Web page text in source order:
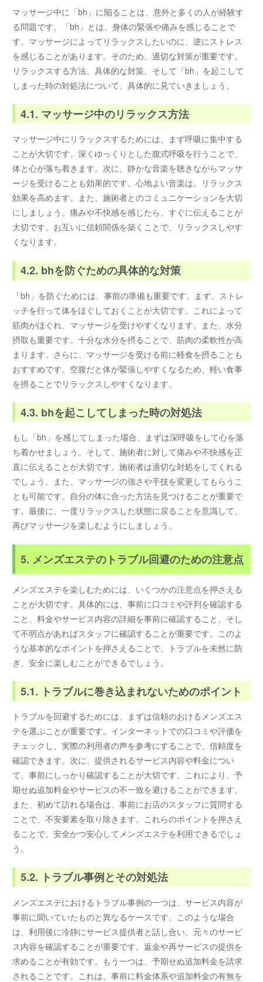
マッサージ中に「bh」に陥ることは、意外と多くの人が経験す
る問題です。「bh」とは、身体の緊張や痛みを感じることで
す。マッサージによってリラックスしたいのに、逆にストレス
を感じることがあります。そのため、適切な対策が重要です。
リラックスする方法、具体的な対策、そして「bh」を起こして
しまった時の対処法について、具体的に見ていきましょう。
4.1. マッサージ中のリラックス方法
マッサージ中にリラックスするためには、まず呼吸に集中する
ことが大切です。深くゆっくりとした腹式呼吸を行うことで、
体と心が落ち着きます。次に、静かな音楽を聴きながらマッサ
ージを受けることも効果的です。心地よい音楽は、リラックス
効果を高めます。また、施術者とのコミュニケーションを大切
にしましょう。痛みや不快感を感じたら、すぐに伝えることが
大切です。お互いに信頼関係を築くことで、リラックスしやす
くなります。
4.2. bhを防ぐための具体的な対策
「bh」を防ぐためには、事前の準備も重要です。まず、ストレ
ッチを行って体をほぐしておくことが大切です。これによって
筋肉がほぐれ、マッサージを受けやすくなります。また、水分
摂取も重要です。十分な水分を摂ることで、筋肉の柔軟性が高
まります。さらに、マッサージを受ける前に軽食を摂ることも
おすすめです。空腹だと体が緊張しやすくなるため、軽い食事
を摂ることでリラックスしやすくなります。
4.3. bhを起こしてしまった時の対処法
もし「bh」を感じてしまった場合、まずは深呼吸をして心を落
ち着かせましょう。そして、施術者に対して痛みや不快感を正
直に伝えることが大切です。施術者は適切な対処をしてくれる
でしょう。また、マッサージの強さや手技を変更してもらうこ
とも可能です。自分の体に合った方法を見つけることが重要で
す。最後に、一度リラックスした状態に戻ることを意識して、
再びマッサージを楽しむようにしましょう。
5. メンズエステのトラブル回避のための注意点
メンズエステを楽しむためには、いくつかの注意点を押さえる
ことが大切です。具体的には、事前に口コミや評判を確認する
こと、料金やサービス内容の詳細を事前に確認すること、そし
て不明点があればスタッフに確認することが重要です。このよ
うな基本的なポイントを押さえることで、トラブルを未然に防
ぎ、安全に楽しむことができるでしょう。
5.1. トラブルに巻き込まれないためのポイント
トラブルを回避するためには、まずは信頼のおけるメンズエス
テを選ぶことが重要です。インターネットでの口コミや評価を
チェックし、実際の利用者の声を参考にすることで、信頼度を
確認できます。次に、提供されるサービス内容や料金につい
て、事前にしっかり確認することが大切です。これにより、予
期せぬ追加料金やサービスの不一致を避けることができます。
また、初めて訪れる場合は、事前にお店のスタッフに質問する
ことで、不安要素を取り除きます。これらのポイントを押さえ
ることで、安全かつ安心してメンズエステを利用できるでしょ
う。
5.2. トラブル事例とその対処法
メンズエステにおけるトラブル事例の一つは、サービス内容が
事前に聞いていたものと異なるケースです。このような場合
は、利用後に冷静にサービス提供者と話し合い、元々のサービ
ス内容を確認することが重要です。返金や再サービスの提供を
求めることが有効です。もう一つは、予期せぬ追加料金を請求
されることです。これは、事前に料金体系や追加料金の有無を